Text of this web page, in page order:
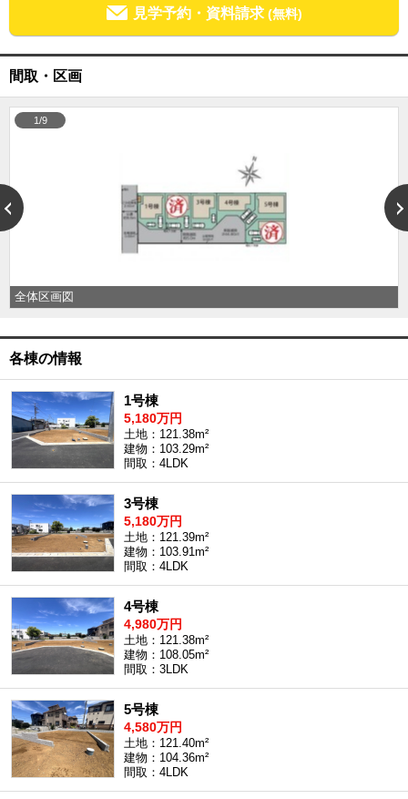
見学予約・資料請求 (無料)
間取・区画
全体区画図
1/9
各棟の情報
1号棟
5,180万円
土地：121.38m²
建物：103.29m²
間取：4LDK
3号棟
5,180万円
土地：121.39m²
建物：103.91m²
間取：4LDK
4号棟
4,980万円
土地：121.38m²
建物：108.05m²
間取：3LDK
5号棟
4,580万円
土地：121.40m²
建物：104.36m²
間取：4LDK
船橋･市川･浦安方面エリア
船橋･市川･浦安方面エリアの中古一戸建
船橋･市川･浦安方面エリアのマンション
千葉市エリア
千葉市エリアの土地
外房エリア
外房エリアの新築一戸建
外房エリアの土地
内房エリアの新築一戸建
内房エリアの中古一戸建
内房エリアのマンション
内房エリアの土地
東京全域エリア
東京全域エリアの新築一戸建
東京全域エリアの中古一戸建
東京全域エリアのマンション
東京全域エリアの土地
神奈川全域エリア
神奈川全域エリアの新築一戸建
神奈川全域エリアの中古一戸建
神奈川全域エリアのマンション
神奈川全域エリアの土地
沖縄全域エリア
沖縄全域エリアの新築一戸建
沖縄全域エリアの中古一戸建
沖縄全域エリアのマンション
沖縄全域エリアの土地
お客様の声